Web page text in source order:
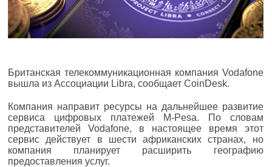
Британская телекоммуникационная компания Vodafone
вышла из Ассоциации Libra, сообщает CoinDesk.
Компания направит ресурсы на дальнейшее развитие
сервиса цифровых платежей M-Pesa. По словам
представителей Vodafone, в настоящее время этот
сервис действует в шести африканских странах, но
компания планирует расширить географию
предоставления услуг.